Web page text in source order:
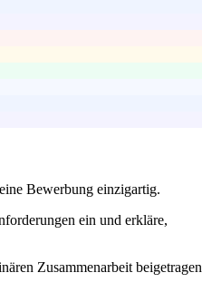
Bewerbung einzigartig.
ein und erkläre,
Zusammenarbeit beigetragen